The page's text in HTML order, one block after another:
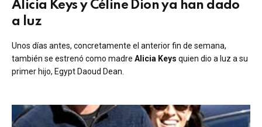
Alicia Keys y Céline Dion ya han dado
a luz
Unos días antes, concretamente el anterior fin de semana,
también se estrenó como madre Alicia Keys quien dio a luz a su
primer hijo, Egypt Daoud Dean.